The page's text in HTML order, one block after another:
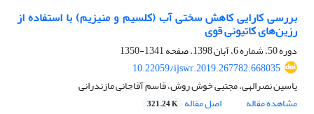
بررسی کارایی کاهش سختی‌ آب (کلسیم و منیزیم) با استفاده از
رزین‌های کاتیونی قوی
دوره 50، شماره 6، آبان 1398، صفحه
1341-1350
10.22059/ijswr.2019.267782.668035
یاسین نصرالهی، مجتبی خوش روش، قاسم آقاجانی مازندرانی
مشاهده مقاله
اصل مقاله 321.24 K